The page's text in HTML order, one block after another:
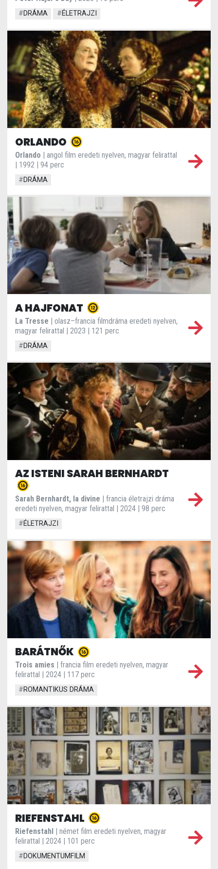
#DRÁMA #ÉLETRAJZI
ORLANDO
Orlando | angol film eredeti nyelven, magyar felirattal
| 1992 | 94 perc
#DRÁMA
A HAJFONAT
La Tresse | olasz–francia filmdráma eredeti nyelven,
magyar felirattal | 2023 | 121 perc
#DRÁMA
AZ ISTENI SARAH BERNHARDT
Sarah Bernhardt, la divine | francia életrajzi dráma
eredeti nyelven, magyar felirattal | 2024 | 98 perc
#ÉLETRAJZI
BARÁTNŐK
Trois amies | francia film eredeti nyelven, magyar
felirattal | 2024 | 117 perc
#ROMANTIKUS DRÁMA
RIEFENSTAHL
Riefenstahl | német film eredeti nyelven, magyar
felirattal | 2024 | 101 perc
#DOKUMENTUMFILM